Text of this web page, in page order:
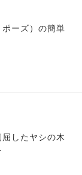
ーズ）の簡単
したヤシの木